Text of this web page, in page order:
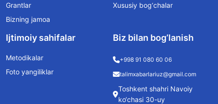
Grantlar
Bizning jamoa
Xususiy bog‘chalar
Ijtimoiy sahifalar
Metodikalar
Foto yangiliklar
Biz bilan bog’lanish
+998 91 080 60 06
talimxabarlariuz@gmail.com
Toshkent shahri Navoiy
ko‘chasi 30-uy